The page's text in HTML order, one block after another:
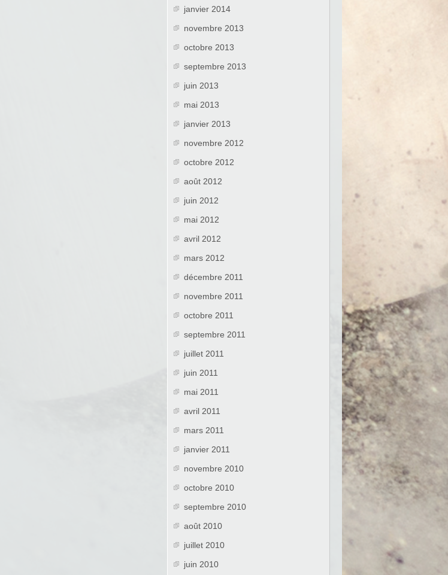
janvier 2014
novembre 2013
octobre 2013
septembre 2013
juin 2013
mai 2013
janvier 2013
novembre 2012
octobre 2012
août 2012
juin 2012
mai 2012
avril 2012
mars 2012
décembre 2011
novembre 2011
octobre 2011
septembre 2011
juillet 2011
juin 2011
mai 2011
avril 2011
mars 2011
janvier 2011
novembre 2010
octobre 2010
septembre 2010
août 2010
juillet 2010
juin 2010